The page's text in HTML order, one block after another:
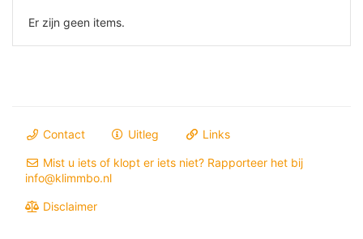
Er zijn geen items.
Contact Uitleg Links
Mist u iets of klopt er iets niet? Rapporteer het bij
info@klimmbo.nl
Disclaimer